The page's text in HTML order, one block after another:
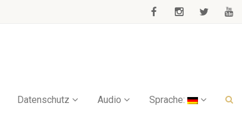
Datenschutz Audio Sprache: